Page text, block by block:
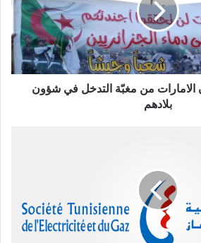
الامارات من مغبّة التدخل في شؤون
بلادهم